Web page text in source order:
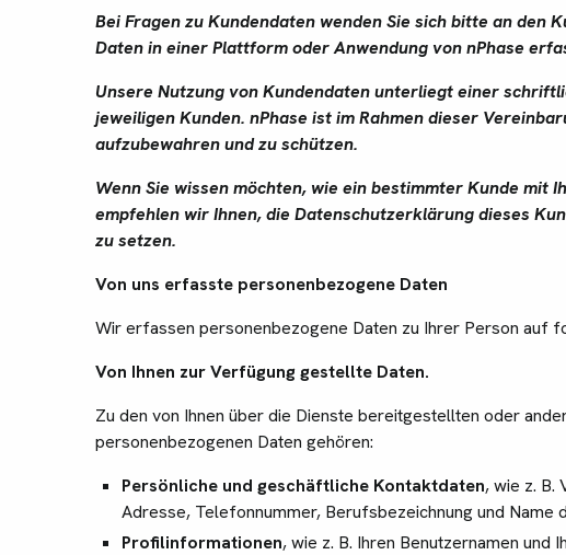
Bei Fragen zu Kundendaten wenden Sie sich bitte an den
Daten in einer Plattform oder Anwendung von nPhase
Unsere Nutzung von Kundendaten unterliegt einer
jeweiligen Kunden. nPhase ist im Rahmen dieser
aufzubewahren und zu schützen.
Wenn Sie wissen möchten, wie ein bestimmter Kunde mit
empfehlen wir Ihnen, die Datenschutzerklärung dieses
zu setzen.
Von uns erfasste personenbezogene Daten
Wir erfassen personenbezogene Daten zu Ihrer Person auf
Von Ihnen zur Verfügung gestellte Daten.
Zu den von Ihnen über die Dienste bereitgestellten oder
personenbezogenen Daten gehören:
Persönliche und geschäftliche Kontaktdaten, wie z. B.
Adresse, Telefonnummer, Berufsbezeichnung und Name
Profilinformationen, wie z. B. Ihren Benutzernamen und